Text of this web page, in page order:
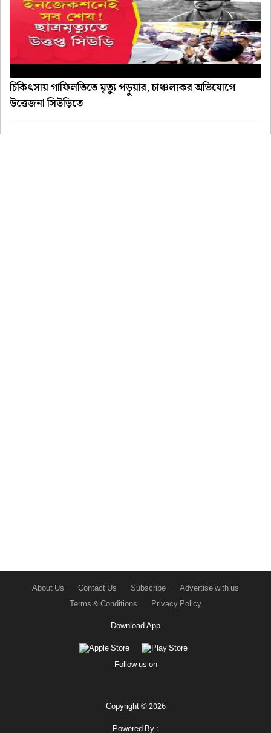
চিকিৎসায় গাফিলতিতে মৃত্যু পড়ুয়ার, চাঞ্চল্যকর অভিযোগে
উত্তেজনা সিউড়িতে
About Us Contact Us Subscribe
Advertise with us
Terms & Conditions
Privacy Policy
Download App
Follow us on
Copyright © 2026
Powered By :